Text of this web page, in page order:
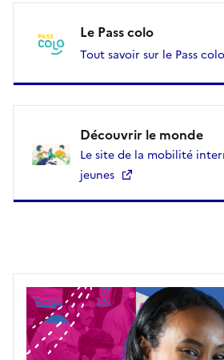
Le Pass colo
Tout savoir sur le Pass colo
Découvrir le monde
Le site de la mobilité
jeunes